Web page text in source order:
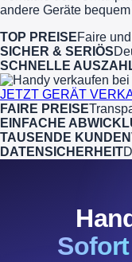
andere Geräte
TOP PREISEFaire
SICHER & SERIÖS
SCHNELLE
JETZT GERÄT
FAIRE PREISE
EINFACHE
TAUSENDE KUNDEN
DATENSICHERHEIT